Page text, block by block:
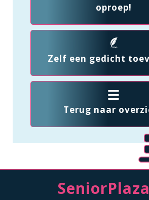
oproep!
Zelf een gedicht
Terug naar